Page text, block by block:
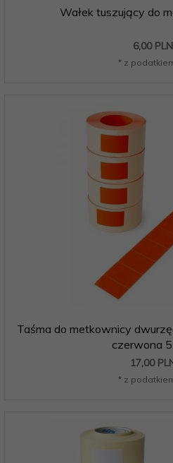
Wałek tuszujący do
6,00
* z
Taśma do metkownicy
czerwona
17,00
* z